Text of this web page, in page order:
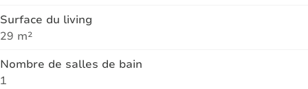
Surface du living
29 m²
Nombre de salles de bain
1